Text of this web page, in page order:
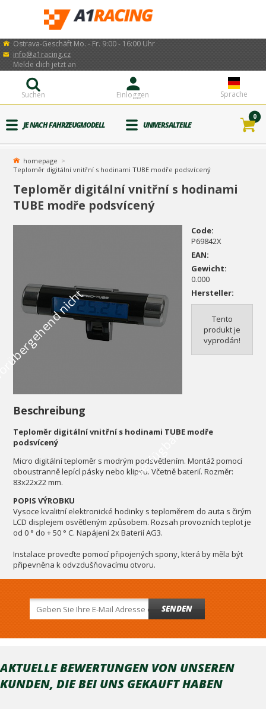
Ostrava-Geschäft Mo. - Fr. 9:00 - 16:00 Uhr
info@a1racing.cz
Sprache
Einloggen
Melde dich jetzt an
Suchen
JE NACH FAHRZEUGMODELL UNIVERSALTEILE
0
homepage
Teploměr digitální vnitřní s hodinami TUBE modře podsvícený
Teploměr digitální vnitřní s hodinami
TUBE modře podsvícený
r
Code:
P69842X
EAN:
Gewicht:
0.000
Hersteller:
Tento
produkt je
vyprodán!
Beschreibung
Teploměr digitální vnitřní s hodinami TUBE modře
podsvícený
Micro digitální teploměr s modrým podsvětlením. Montáž pomocí
oboustranně lepící pásky nebo klipsu. Včetně baterií. Rozměr:
83x22x22 mm.
POPIS VÝROBKU
Vysoce kvalitní elektronické hodinky s teploměrem do auta s čirým
LCD displejem osvětleným způsobem. Rozsah provozních teplot je
od 0 ° do + 50 ° C. Napájení 2x Baterií AG3.
Instalace proveďte pomocí připojených spony, která by měla být
připevněna k odvzdušňovacímu otvoru.
SENDEN
AKTUELLE BEWERTUNGEN VON UNSEREN
KUNDEN, DIE BEI ​​UNS GEKAUFT HABEN